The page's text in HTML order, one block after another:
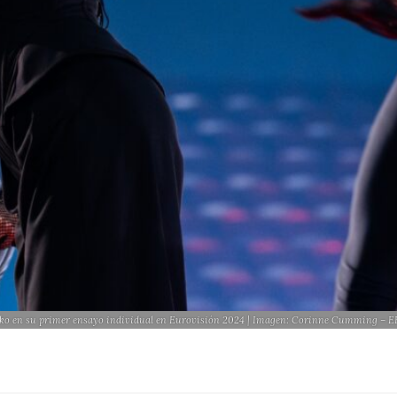
en su primer ensayo individual en Eurovisión 2024 | Imagen: Corinne Cumming –